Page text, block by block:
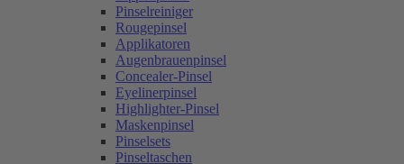
Pinselreiniger
Rougepinsel
Applikatoren
Augenbrauenpinsel
Concealer-Pinsel
Eyelinerpinsel
Highlighter-Pinsel
Maskenpinsel
Pinselsets
Pinseltaschen